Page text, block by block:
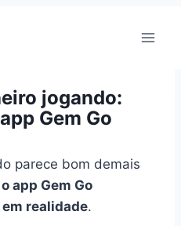
jogando:
Gem Go
parece bom demais
o app Gem Go
realidade.